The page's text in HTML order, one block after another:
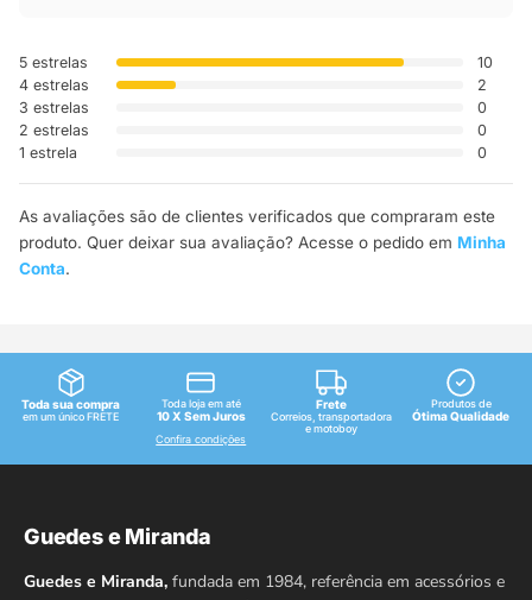
5 estrelas
10
4 estrelas
2
3 estrelas
0
2 estrelas
0
1 estrela
0
As avaliações são de clientes verificados que compraram este
produto. Quer deixar sua avaliação? Acesse o pedido em Minha
Conta.
Toda sua compra
em um único FRETE
Toda loja em até
10 X Sem Juros
Confira condições
Frete
Correios, transportadora
e motoboy
Produtos de
Ótima Qualidade
Guedes e Miranda
Guedes e Miranda, fundada em 1984, referência em acessórios e